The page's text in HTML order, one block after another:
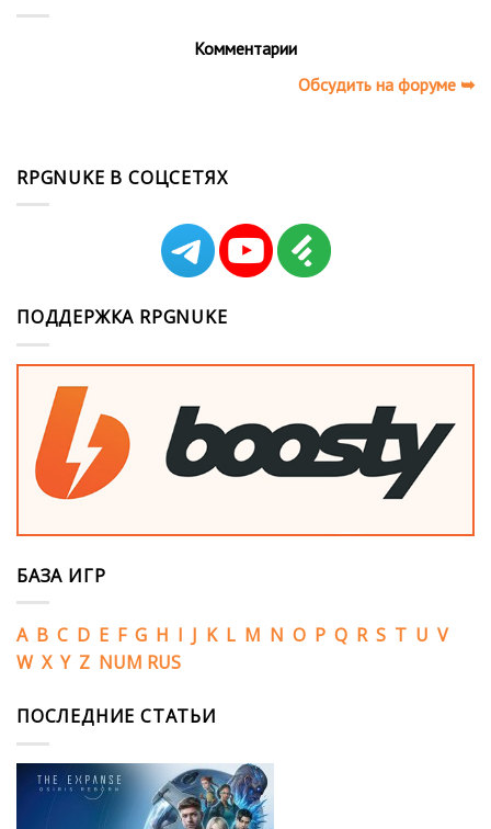
Комментарии
Обсудить на форуме ➥
RPGNUKE В СОЦСЕТЯХ
ПОДДЕРЖКА RPGNUKE
БАЗА ИГР
A B C D E F G H I J K L M N O P Q R S T U V
W X Y Z NUM RUS
ПОСЛЕДНИЕ СТАТЬИ